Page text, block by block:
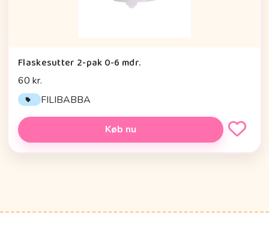
Flaskesutter 2-pak 0-6 mdr.
60 kr.
FILIBABBA
Køb nu